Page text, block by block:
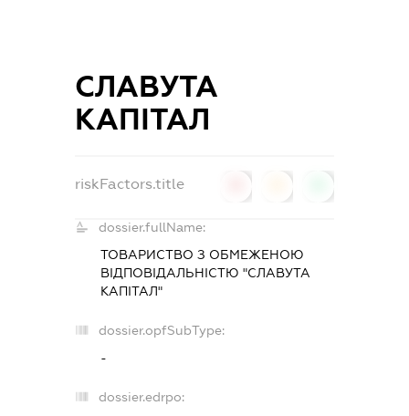
СЛАВУТА
КАПІТАЛ
riskFactors.title
dossier.fullName:
ТОВАРИСТВО З ОБМЕЖЕНОЮ
ВІДПОВІДАЛЬНІСТЮ "СЛАВУТА
КАПІТАЛ"
dossier.opfSubType:
-
dossier.edrpo: